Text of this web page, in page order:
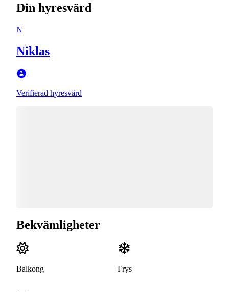
Din hyresvärd
N
Niklas
Verifierad hyresvärd
Bekvämligheter
Balkong Frys